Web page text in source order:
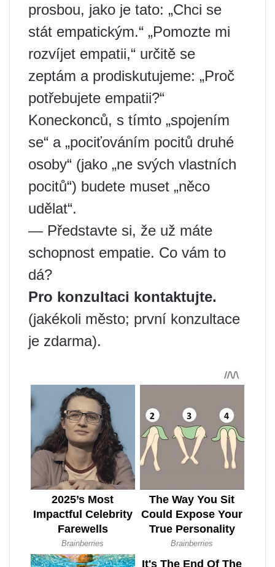
prosbou, jako je tato: „Chci se
stát empatickým.“ „Pomozte mi
rozvíjet empatii,“ určitě se
zeptám a prodiskutujeme: „Proč
potřebujete empatii?“
Koneckonců, s tímto „spojením
se“ a „pociťováním pocitů druhé
osoby“ (jako „ne svých vlastních
pocitů“) budete muset „něco
udělat“.
— Představte si, že už máte
schopnost empatie. Co vám to
dá?
Pro konzultaci kontaktujte.
(jakékoli město; první konzultace
je zdarma).